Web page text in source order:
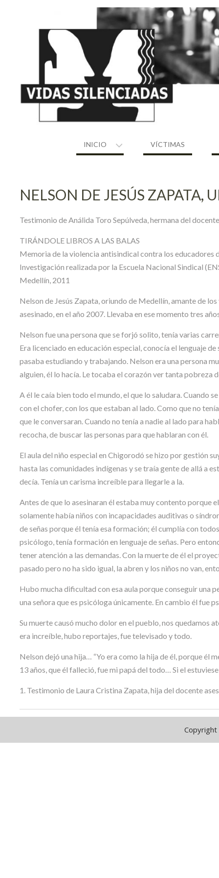
INICIO VÍCTIMAS
NELSON DE JESÚS
Testimonio de Análida Toro Sepúlveda, hermana del
TIRÁNDOLE LIBROS A LAS BALAS
Memoria de la violencia antisindical contra los educadores
Investigación realizada por la Escuela Nacional Sindical
Medellín, 2011
Nelson de Jesús Zapata, oriundo de Medellín, amante de
asesinado, en el año 2007. Llevaba en ese momento tres
Nelson fue una persona que se forjó solito, tenía varias
Era licenciado en educación especial, conocía el lenguaje
pasaba estudiando y trabajando. Nelson era una persona
alguien, él lo hacía. Le tocaba el corazón ver tanta pobreza
A él le caía bien todo el mundo, el que lo saludara. Cuando
con el chofer, con los que estaban al lado. Como que no
que le conversaran. Cuando no tenía a nadie al lado para
recocha, de buscar las personas para que hablaran con él.
El aula del niño especial en Chigorodó se hizo por gestión
hasta las comunidades indígenas y se traía gente de allá a
decía. Tenía un carisma increíble para llegarle a la.
Antes de que lo asesinaran él estaba muy contento porque
solamente había niños con incapacidades auditivas o
de señas porque él tenía esa formación; él cumplía con
psicólogo, tenía formación en lenguaje de señas. Pero
tener atención a las demandas. Con la muerte de él el
pasado pero no ha sido igual, la abren y los niños no van,
Hubo mucha dificultad con esa aula porque conseguir una
una señora que es psicóloga únicamente. En cambio él fue
Su muerte causó mucho dolor en el pueblo, nos quedamos
era increíble, hubo reportajes, fue televisado y todo.
Nelson dejó una hija… “Yo era como la hija de él, porque él
13 años, que él falleció, fue mi papá del todo… Si el
1. Testimonio de Laura Cristina Zapata, hija del docente
Copyright